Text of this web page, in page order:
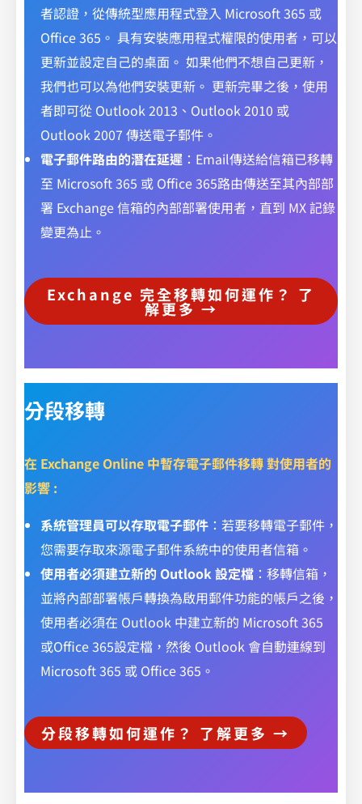
者認證，從傳統型應用程式登入 Microsoft 365 或
Office 365。 具有安裝應用程式權限的使用者，可以
更新並設定自己的桌面。 如果他們不想自己更新，
我們也可以為他們安裝更新。 更新完畢之後，使用
者即可從 Outlook 2013、Outlook 2010 或
Outlook 2007 傳送電子郵件。
電子郵件路由的潛在延遲 ：Email傳送給信箱已移轉
至 Microsoft 365 或 Office 365路由傳送至其內部部
署 Exchange 信箱的內部部署使用者，直到 MX 記錄
變更為止。
Exchange 完全移轉如何運作？ 了
解更多 →
分段移轉
在 Exchange Online 中暫存電子郵件移轉 對使用者的
影響 :
系統管理員可以存取電子郵件 ：若要移轉電子郵件，
您需要存取來源電子郵件系統中的使用者信箱。
使用者必須建立新的 Outlook 設定檔 ：移轉信箱，
並將內部部署帳戶轉換為啟用郵件功能的帳戶之後，
使用者必須在 Outlook 中建立新的 Microsoft 365
或Office 365設定檔，然後 Outlook 會自動連線到
Microsoft 365 或 Office 365。
分段移轉如何運作？ 了解更多 →